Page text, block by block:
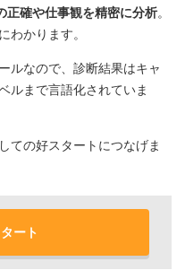
正確や仕事観を精密に分析。
わかります。
ルなので、診断結果はキャ
ルまで言語化されていま
ての好スタートにつなげま
ート